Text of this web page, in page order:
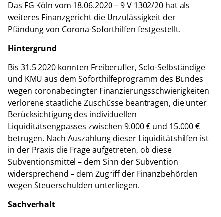
Das FG Köln vom 18.06.2020 – 9 V 1302/20 hat als
weiteres Finanzgericht die Unzulässigkeit der
Pfändung von Corona-Soforthilfen festgestellt.
Hintergrund
Bis 31.5.2020 konnten Freiberufler, Solo-Selbständige
und KMU aus dem Soforthilfeprogramm des Bundes
wegen coronabedingter Finanzierungsschwierigkeiten
verlorene staatliche Zuschüsse beantragen, die unter
Berücksichtigung des individuellen
Liquiditätsengpasses zwischen 9.000 € und 15.000 €
betrugen. Nach Auszahlung dieser Liquiditätshilfen ist
in der Praxis die Frage aufgetreten, ob diese
Subventionsmittel – dem Sinn der Subvention
widersprechend – dem Zugriff der Finanzbehörden
wegen Steuerschulden unterliegen.
Sachverhalt